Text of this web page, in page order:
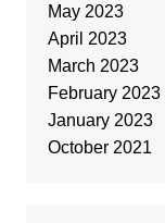
May 2023
April 2023
March 2023
February 2023
January 2023
October 2021